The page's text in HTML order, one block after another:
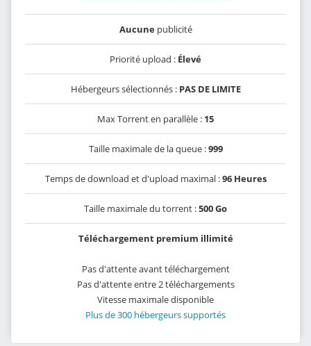
Aucunepublicité
Priorité upload : Élevé
Hébergeurs sélectionnés : PAS DE LIMITE
Max Torrent en parallèle : 15
Taille maximale de la queue :999
Temps de download et d'upload maximal :96 Heures
Taille maximale du torrent :500 Go
Téléchargement premium illimité
Pas d'attente avant téléchargement
Pas d'attente entre 2 téléchargements
Vitesse maximale disponible
Plus de 300 hébergeurs supportés